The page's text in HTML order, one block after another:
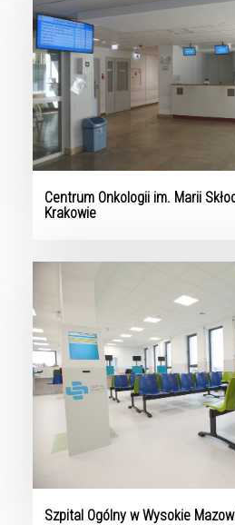
Centrum Onkologii im. Marii
Krakowie
Szpital Ogólny w Wysokie